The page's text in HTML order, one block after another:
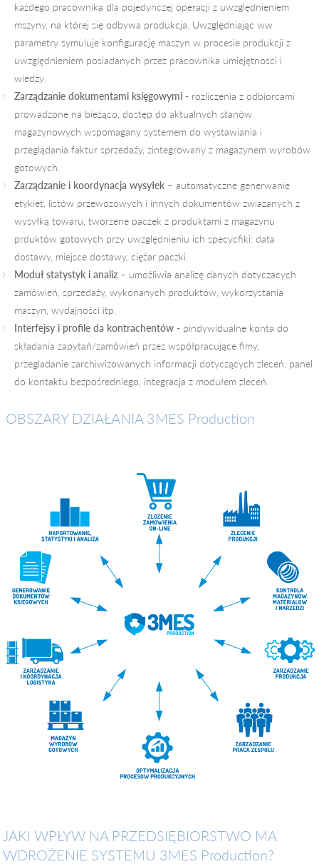
każdego pracownika dla pojedynczej operacji z uwzględnieniem
mszyny, na której się odbywa produkcja. Uwzględniając ww
parametry symuluje konfigurację maszyn w procesie produkcji z
uwzględnieniem posiadanych przez pracownika umiejętnosci i
wiedzy.
Zarządzanie dokumentami księgowymi - rozliczenia z odbiorcami
prowadzone na bieżąco, dostęp do aktualnych stanów
magazynowych wspomagany systemem do wystawiania i
przeglądania faktur sprzedaży, zintegrowany z magazynem wyrobów
gotowych.
Zarządzanie i koordynacja wysyłek – automatyczne generwanie
etykiet, listów przewozowych i innych dokumentów zwiazanych z
wysyłką towaru, tworzene paczek z produktami z magazynu
prduktów gotowych przy uwzględnieniu ich specycfiki: data
dostawy, miejsce dostawy, ciężar paczki.
Moduł statystyk i analiz – umożliwia analizę danych dotyczacych
zamówień, sprzedaży, wykonanych produktów, wykorzystania
maszyn, wydajności itp.
Interfejsy i profile da kontrachentów - pindywidualne konta do
składania zapytań/zamówień przez współpracujące fimy,
przegladanie zarchiwizowanych informacji dotyczących zleceń, panel
do kontaktu bezpośredniego, integracja z modułem zleceń.
OBSZARY DZIAŁANIA 3MES Production
JAKI WPŁYW NA PRZEDSIĘBIORSTWO MA
WDROŻENIE SYSTEMU 3MES Production?